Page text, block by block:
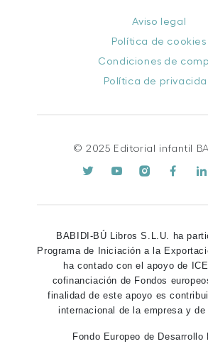
Aviso legal
Política de cookies
Condiciones de
Política de
© 2025 Editorial infantil
BABIDI-BÚ Libros S.L.U. ha
Programa de Iniciación a la
ha contado con el apoyo de
cofinanciación de Fondos
finalidad de este apoyo es
internacional de la empresa y de
Fondo Europeo de Desarrollo